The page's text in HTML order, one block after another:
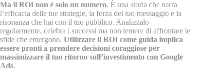
Ma il ROI non è solo un numero. È una storia che narra
l’efficacia delle tue strategie, la forza del tuo messaggio e la
risonanza che hai con il tuo pubblico. Analizzalo
regolarmente, celebra i successi ma non temere di affrontare le
sfide che emergono. Utilizzare il ROI come guida implica
essere pronti a prendere decisioni coraggiose per
massimizzare il tuo ritorno sull’investimento con Google
Ads.